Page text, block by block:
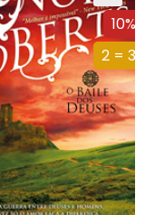
10%
2 = 3